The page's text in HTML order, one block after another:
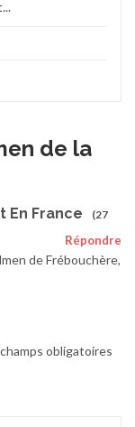
de la
En France
(27
Répondre
de Frébouchère,
obligatoires